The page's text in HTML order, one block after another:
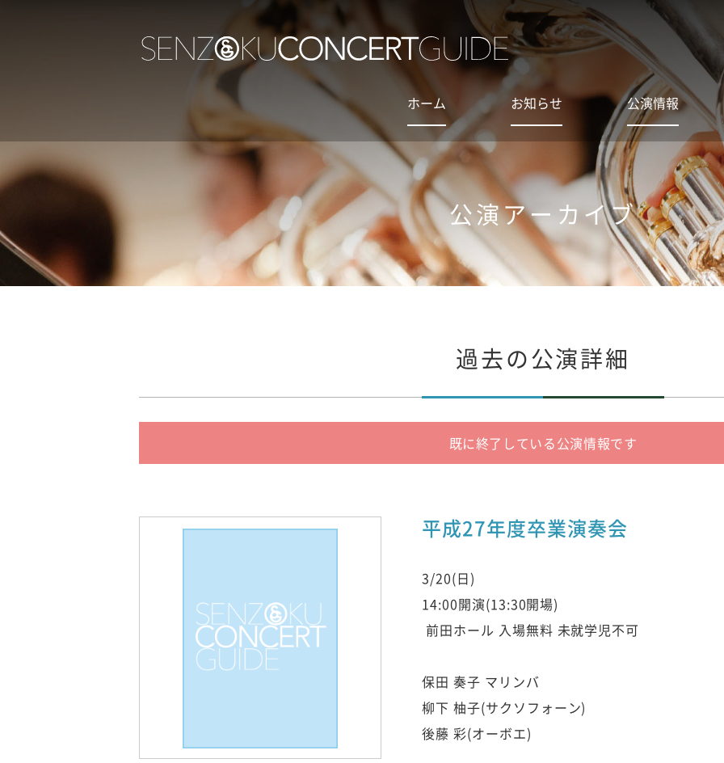
ホーム お知らせ 公演情報
公演アーカイブ
過去の公演詳細
既に終了している公演情報です
平成27年度卒業演奏会
3/20(日)
14:00開演(13:30開場)
前田ホール 入場無料 未就学児不可
保田 奏子 マリンバ
柳下 柚子(サクソフォーン)
後藤 彩(オーボエ)